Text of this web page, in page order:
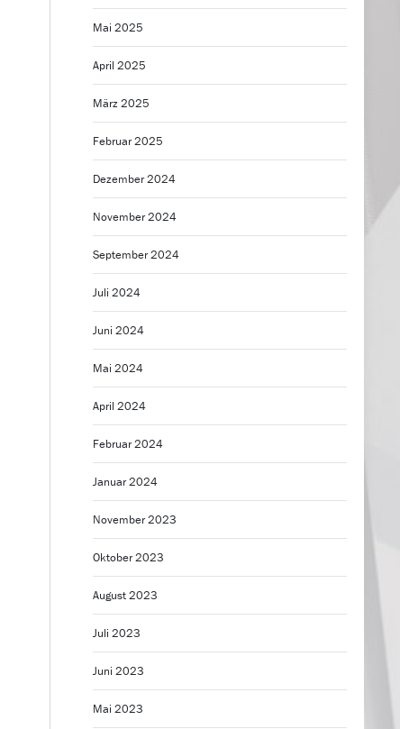
Mai 2025
April 2025
März 2025
Februar 2025
Dezember 2024
November 2024
September 2024
Juli 2024
Juni 2024
Mai 2024
April 2024
Februar 2024
Januar 2024
November 2023
Oktober 2023
August 2023
Juli 2023
Juni 2023
Mai 2023